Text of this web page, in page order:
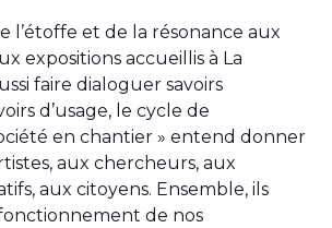
l’étoffe et de la résonance aux
expositions accueillis à La
faire dialoguer savoirs
d’usage, le cycle de
en chantier » entend donner
aux chercheurs, aux
aux citoyens. Ensemble, ils
de nos